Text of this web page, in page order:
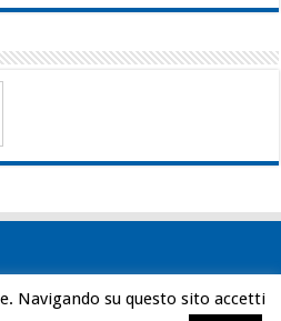
| Designed by Bob Vann
Navigando su questo sito accetti